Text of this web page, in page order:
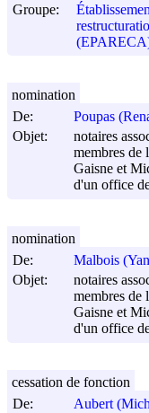
Groupe:
De:
Poupas
Objet:
notaires
membres de
Gaisne et
d'un office
nomination
De:
Malbois
Objet:
notaires
membres de
Gaisne et
d'un office
nomination
De:
Aubert
cessation de fonction